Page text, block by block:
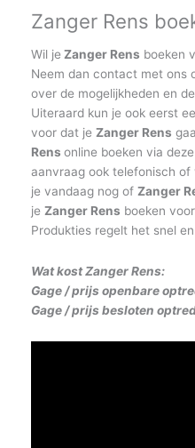
Zanger Rens
Wil je Zanger Rens boeken
Neem dan contact met ons
over de mogelijkheden en
Uiteraard kun je ook eerst
voor dat je Zanger Rens
Rens online boeken via
aanvraag ook telefonisch
je vandaag nog of Zanger
je Zanger Rens boeken
Produkties regelt het snel
Wat kost Zanger Rens:
Gage / prijs openbare
Gage / prijs besloten